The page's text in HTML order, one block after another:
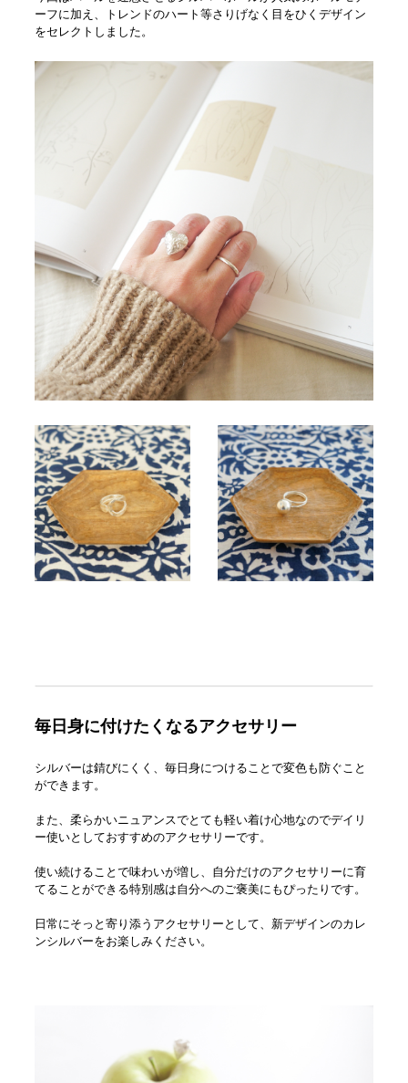
ーフに加え、トレンドのハート等さりげなく目をひくデザイン
をセレクトしました。
毎日身に付けたくなるアクセサリー
シルバーは錆びにくく、毎日身につけることで変色も防ぐこと
ができます。
また、柔らかいニュアンスでとても軽い着け心地なのでデイリ
ー使いとしておすすめのアクセサリーです。
使い続けることで味わいが増し、自分だけのアクセサリーに育
てることができる特別感は自分へのご褒美にもぴったりです。
日常にそっと寄り添うアクセサリーとして、新デザインのカレ
ンシルバーをお楽しみください。